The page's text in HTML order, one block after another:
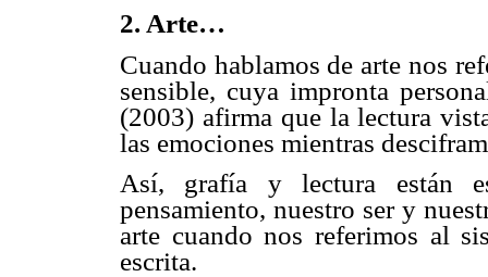
2. Arte…
Cuando hablamos de arte nos
sensible, cuya impronta
(2003) afirma que la lectura
las emociones mientras
Así, grafía y lectura están
pensamiento, nuestro ser y
arte cuando nos referimos al
escrita.